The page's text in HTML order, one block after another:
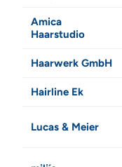
Amica
Haarstudio
Haarwerk GmbH
Hairline Ek
Lucas & Meier